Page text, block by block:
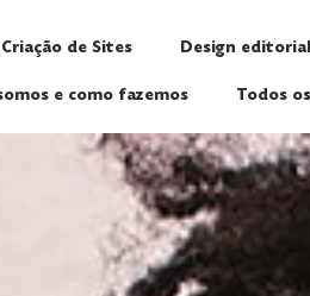
de Sites Design editorial
e como fazemos Todos